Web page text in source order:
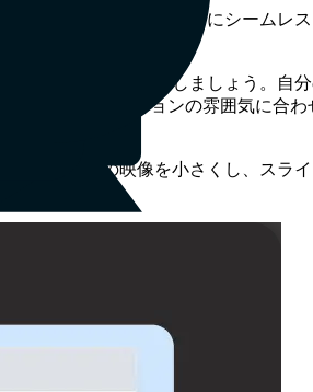
して、あなたをスライドにシームレ
テンツの隣に配置しましょう。自
、プレゼンテーションの雰囲気に合わ
う。あなたの映像を小さくし、スラ